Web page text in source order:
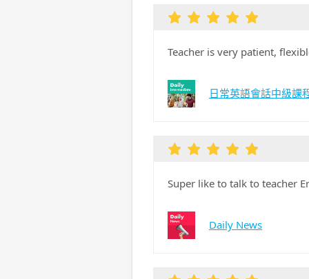
Teacher is very patient,
日常英語會話中級課
Super like to talk to teacher
Daily News